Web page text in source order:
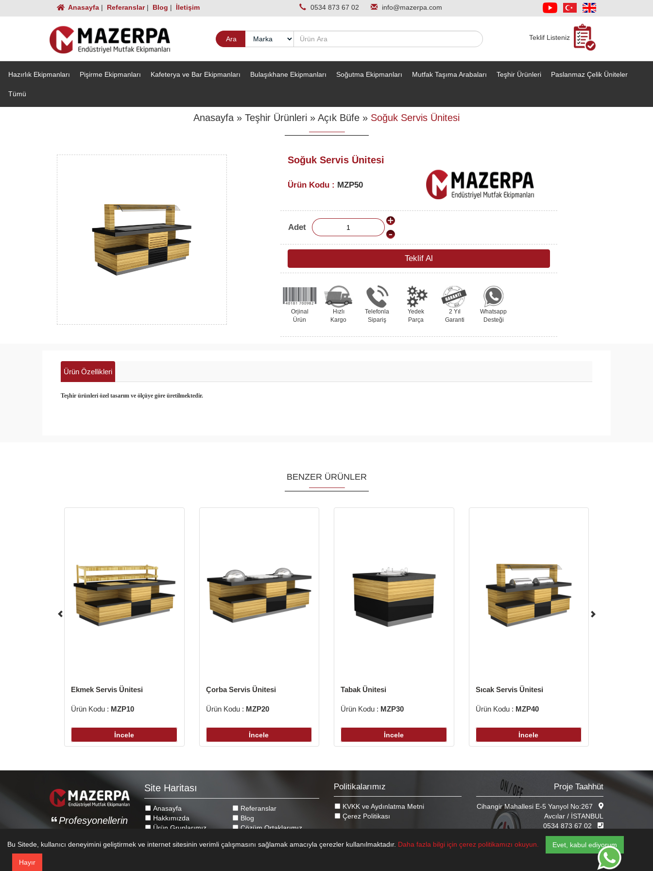
Anasayfa | Referanslar| Blog | İletişim 0534 873 67 02 info@mazerpa.com
Teklif Listeniz
Hazırlık Ekipmanları Pişirme Ekipmanları Kafeterya ve Bar Ekipmanları Bulaşıkhane Ekipmanları Soğutma Ekipmanları Mutfak Taşıma Arabaları Teşhir Ürünleri Paslanmaz Çelik Üniteler
Tümü
Anasayfa » Teşhir Ürünleri » Açık Büfe » Soğuk Servis Ünitesi
Soğuk Servis Ünitesi
Ürün Kodu : MZP50
Adet
Teklif Al
Orjinal
Ürün
Hızlı
Kargo
Telefonla
Sipariş
Yedek
Parça
2 Yıl
Garanti
Whatsapp
Desteği
Ürün Özellikleri
Teşhir ürünleri özel tasarım ve ölçüye göre üretilmektedir.
BENZER ÜRÜNLER
Ekmek Servis Ünitesi
Ürün Kodu : MZP10
İncele
Çorba Servis Ünitesi
Ürün Kodu : MZP20
İncele
Tabak Ünitesi
Ürün Kodu : MZP30
İncele
Sıcak Servis Ünitesi
Ürün Kodu : MZP40
İncele
Profesyonellerin
Site Haritası
Anasayfa
Hakkımızda
Ürün Gruplarımız
Proje Talep Formu
Referanslar
Blog
Çözüm Ortaklarımız
İletişim
Politikalarımız
KVKK ve Aydınlatma Metni
Çerez Politikası
Proje Taahhüt
Cihangir Mahallesi E-5 Yanyol No:267
Avcılar / İSTANBUL
0534 873 67 02
info@mazerpa.com
BRAND STUDIO
Bu Sitede, kullanıcı deneyimini geliştirmek ve internet sitesinin verimli çalışmasını sağlamak amacıyla çerezler kullanılmaktadır. Daha fazla bilgi için çerez politikamızı okuyun. Evet, kabul ediyorum
Hayır